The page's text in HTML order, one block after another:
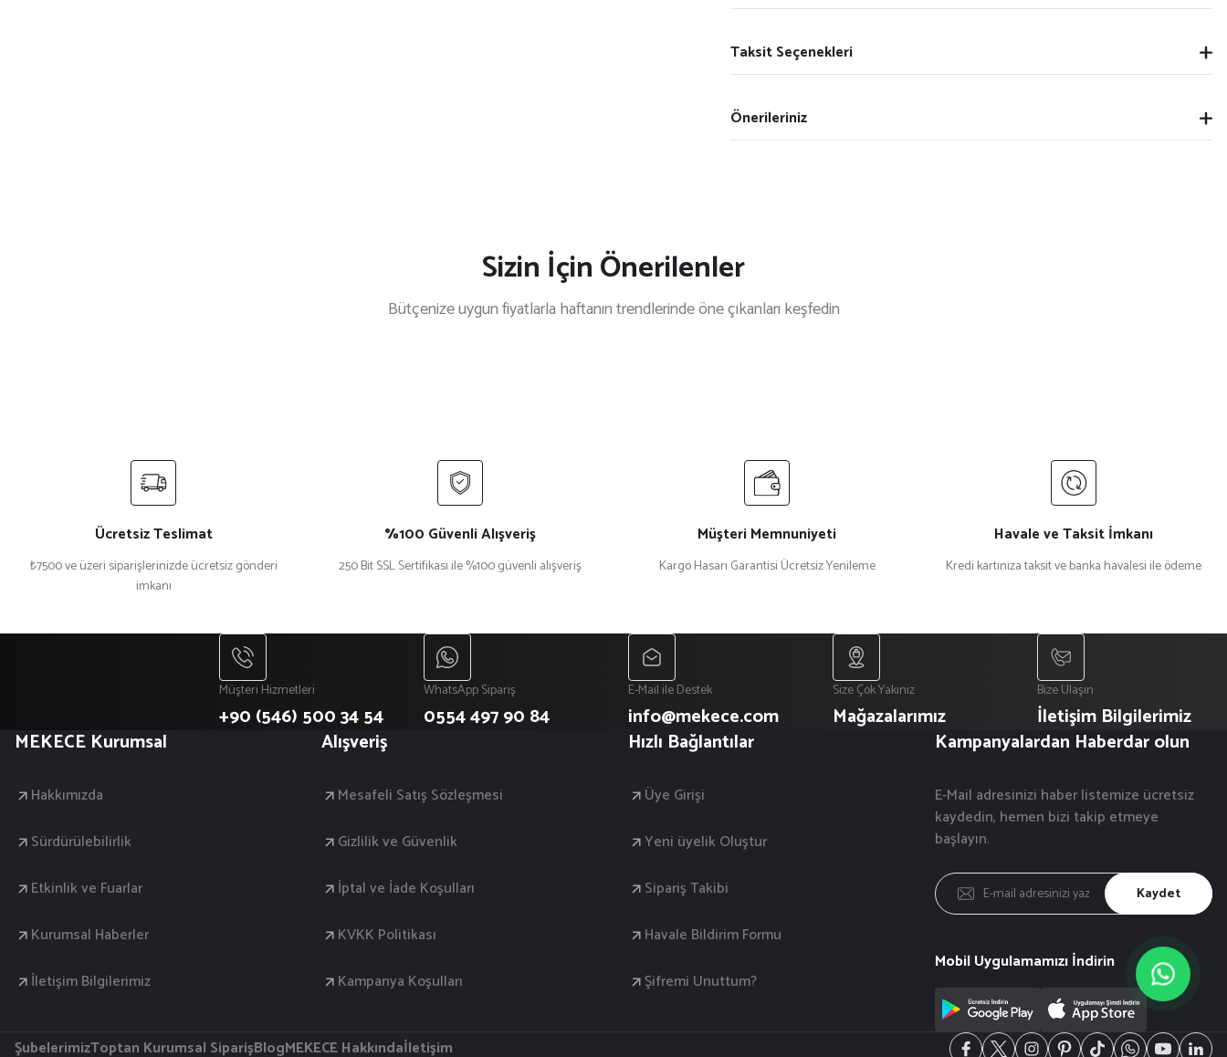
Taksit Seçenekleri
Önerileriniz
Sizin İçin Önerilenler
Bütçenize uygun fiyatlarla haftanın trendlerinde öne çıkanları keşfedin
₺ 918
Ücretsiz Teslimat
₺7500 ve üzeri siparişlerinizde ücretsiz gönderi
imkanı
%100 Güvenli Alışveriş
250 Bit SSL Sertifikası ile %100 güvenli alışveriş
Müşteri Memnuniyeti
Kargo Hasarı Garantisi Ücretsiz Yenileme
Havale ve Taksit İmkanı
Kredi kartınıza taksit ve banka havalesi ile ödeme
Müşteri Hizmetleri
+90 (546) 500 34 54
WhatsApp Sipariş
0554 497 90 84
E-Mail ile Destek
info@mekece.com
Size Çok Yakınız
Mağazalarımız
Bize Ulaşın
İletişim Bilgilerimiz
MEKECE Kurumsal
Hakkımızda
Sürdürülebilirlik
Etkinlik ve Fuarlar
Kurumsal Haberler
İletişim Bilgilerimiz
Alışveriş
Mesafeli Satış Sözleşmesi
Gizlilik ve Güvenlik
İptal ve İade Koşulları
KVKK Politikası
Kampanya Koşulları
Hızlı Bağlantılar
Üye Girişi
Yeni üyelik Oluştur
Sipariş Takibi
Havale Bildirim Formu
Şifremi Unuttum?
Kampanyalardan Haberdar olun
E-Mail adresinizi haber listemize ücretsiz
kaydedin, hemen bizi takip etmeye
başlayın.
Kaydet
Mobil Uygulamamızı İndirin
ŞubelerimizToptan Kurumsal SiparişBlogMEKECE Hakkındaİletişim